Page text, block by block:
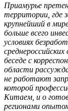
Приамурье
территории, где
крупнейший в
больше всего
условиях
беседе с
области
не работают
которой
Китаем, и о
регионами